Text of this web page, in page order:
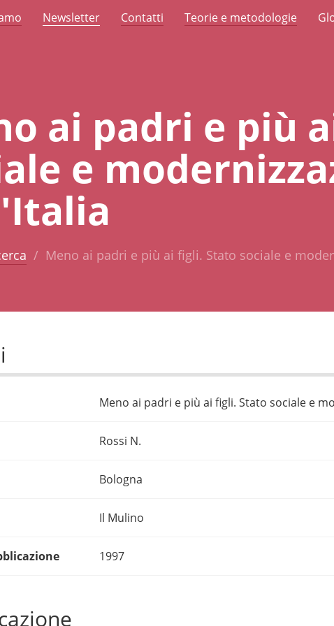
Newsletter Contatti Teorie e metodologie
ai padri e più
e
Meno ai padri e più ai figli. Stato sociale e
Meno ai padri e più ai figli. Stato sociale e
Rossi N.
Bologna
Il Mulino
1997